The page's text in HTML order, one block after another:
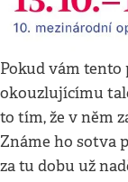
Pokud vám tento
okouzlujícímu
to tím, že v něm
Známe ho sotva
za tu dobu už